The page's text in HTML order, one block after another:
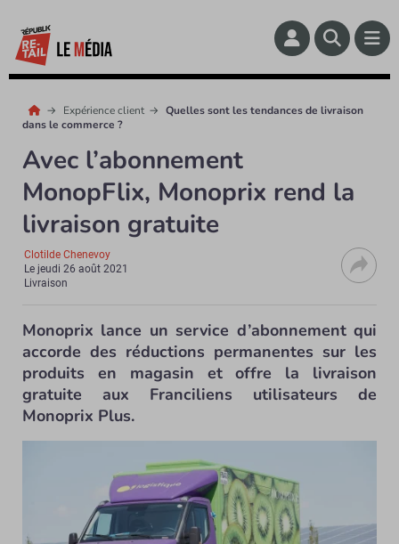
Expérience client
Quelles sont les tendances de livraison
dans le commerce ?
Avec l’abonnement
MonopFlix, Monoprix rend la
livraison gratuite
Clotilde Chenevoy
Le jeudi 26 août 2021
Livraison
Monoprix lance un service d’abonnement qui
accorde des réductions permanentes sur les
produits en magasin et offre la livraison
gratuite aux Franciliens utilisateurs de
Monoprix Plus.